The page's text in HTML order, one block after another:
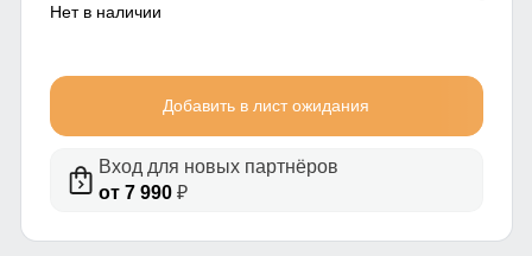
Нет в наличии
Добавить в лист ожидания
Вход для новых партнёров
от 7 990₽